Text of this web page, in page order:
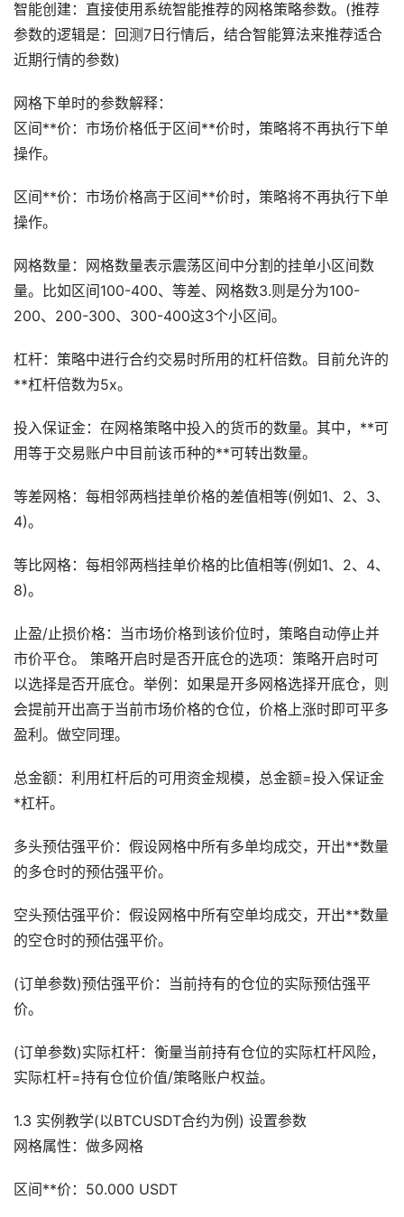
智能创建：直接使用系统智能推荐的网格策略参数。(推荐
参数的逻辑是：回测7日行情后，结合智能算法来推荐适合
近期行情的参数)
网格下单时的参数解释：
区间**价：市场价格低于区间**价时，策略将不再执行下单
操作。
区间**价：市场价格高于区间**价时，策略将不再执行下单
操作。
网格数量：网格数量表示震荡区间中分割的挂单小区间数
量。比如区间100-400、等差、网格数3.则是分为100-
200、200-300、300-400这3个小区间。
杠杆：策略中进行合约交易时所用的杠杆倍数。目前允许的
**杠杆倍数为5x。
投入保证金：在网格策略中投入的货币的数量。其中，**可
用等于交易账户中目前该币种的**可转出数量。
等差网格：每相邻两档挂单价格的差值相等(例如1、2、3、
4)。
等比网格：每相邻两档挂单价格的比值相等(例如1、2、4、
8)。
止盈/止损价格：当市场价格到该价位时，策略自动停止并
市价平仓。 策略开启时是否开底仓的选项：策略开启时可
以选择是否开底仓。举例：如果是开多网格选择开底仓，则
会提前开出高于当前市场价格的仓位，价格上涨时即可平多
盈利。做空同理。
总金额：利用杠杆后的可用资金规模，总金额=投入保证金
*杠杆。
多头预估强平价：假设网格中所有多单均成交，开出**数量
的多仓时的预估强平价。
空头预估强平价：假设网格中所有空单均成交，开出**数量
的空仓时的预估强平价。
(订单参数)预估强平价：当前持有的仓位的实际预估强平
价。
(订单参数)实际杠杆：衡量当前持有仓位的实际杠杆风险，
实际杠杆=持有仓位价值/策略账户权益。
1.3 实例教学(以BTCUSDT合约为例) 设置参数
网格属性：做多网格
区间**价：50.000 USDT